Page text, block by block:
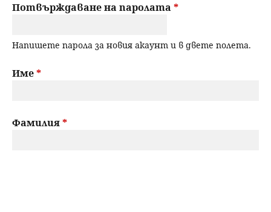
Потвърждаване на паролата *
Напишете парола за новия акаунт и в двете полета.
Име*
Фамилия*